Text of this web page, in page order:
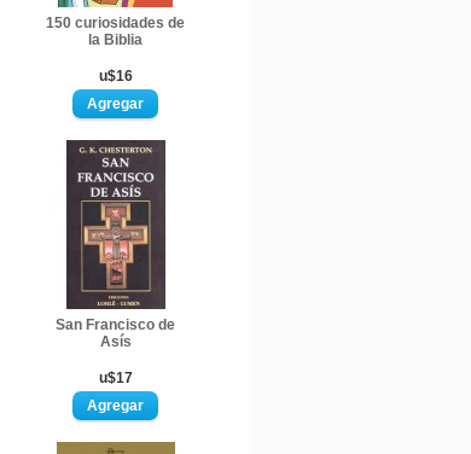
150 curiosidades de
la Biblia
u$16
San Francisco de
Asís
u$17